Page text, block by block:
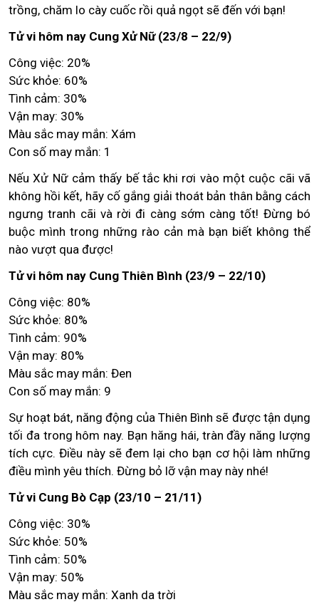
trồng, chăm lo cày cuốc rồi quả ngọt sẽ đến với bạn!
Tử vi hôm nay Cung Xử Nữ (23/8 – 22/9)
Công việc: 20%
Sức khỏe: 60%
Tình cảm: 30%
Vận may: 30%
Màu sắc may mắn: Xám
Con số may mắn: 1
Nếu Xử Nữ cảm thấy bế tắc khi rơi vào một cuộc cãi vã
không hồi kết, hãy cố gắng giải thoát bản thân bằng cách
ngưng tranh cãi và rời đi càng sớm càng tốt! Đừng bó
buộc mình trong những rào cản mà bạn biết không thể
nào vượt qua được!
Tử vi hôm nay Cung Thiên Bình (23/9 – 22/10)
Công việc: 80%
Sức khỏe: 80%
Tình cảm: 90%
Vận may: 80%
Màu sắc may mắn: Đen
Con số may mắn: 9
Sự hoạt bát, năng động của Thiên Bình sẽ được tận dụng
tối đa trong hôm nay. Bạn hăng hái, tràn đầy năng lượng
tích cực. Điều này sẽ đem lại cho bạn cơ hội làm những
điều mình yêu thích. Đừng bỏ lỡ vận may này nhé!
Tử vi Cung Bò Cạp (23/10 – 21/11)
Công việc: 30%
Sức khỏe: 50%
Tình cảm: 50%
Vận may: 50%
Màu sắc may mắn: Xanh da trời